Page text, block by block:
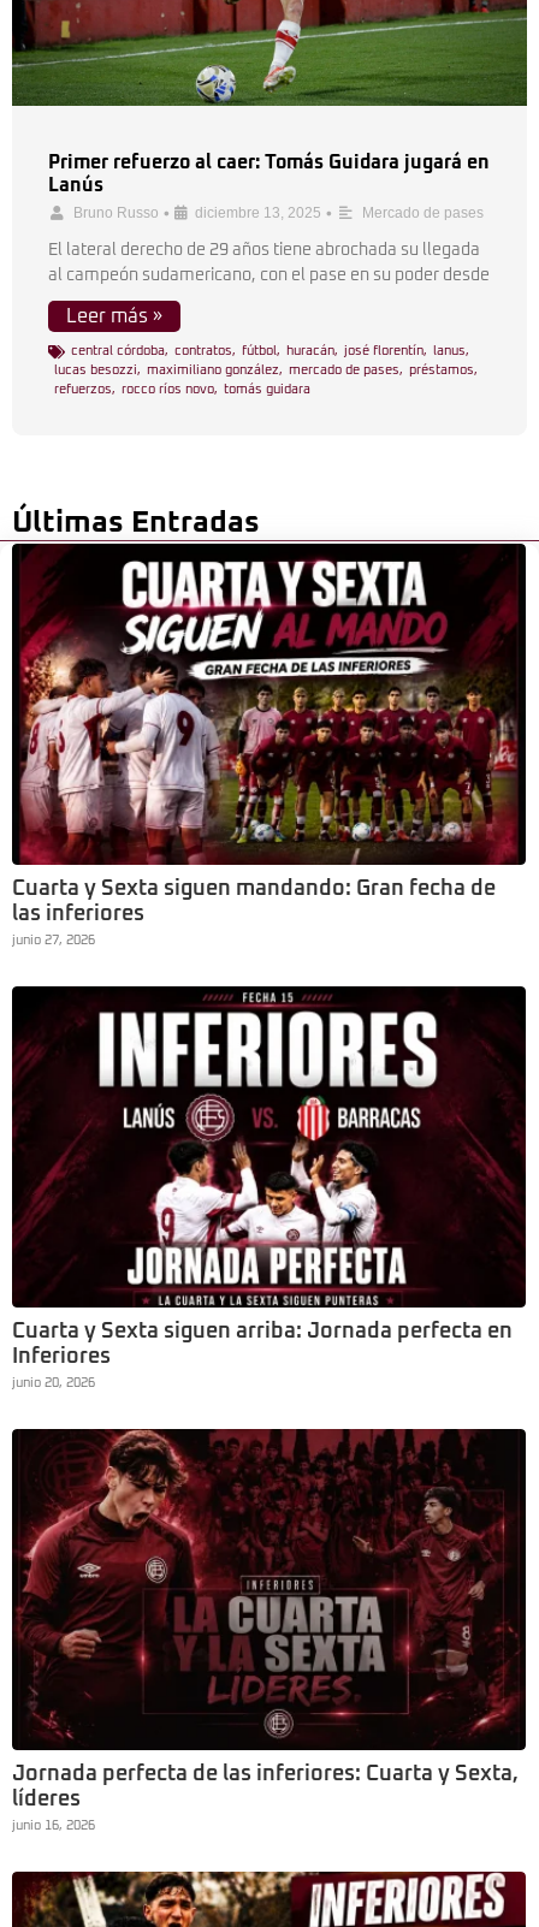
Primer refuerzo al caer: Tomás Guidara jugará en
Lanús
Bruno Russo • diciembre 13, 2025 • Mercado de pases
El lateral derecho de 29 años tiene abrochada su llegada
al campeón sudamericano, con el pase en su poder desde
Leer más »
central córdoba, contratos, fútbol , huracán, josé florentín, lanus,
lucas besozzi, maximiliano gonzález, mercado de pases, préstamos,
refuerzos, rocco ríos novo, tomás guidara
Últimas Entradas
Cuarta y Sexta siguen mandando: Gran fecha de
las inferiores
junio 27, 2026
Cuarta y Sexta siguen arriba: Jornada perfecta en
Inferiores
junio 20, 2026
Jornada perfecta de las inferiores: Cuarta y Sexta,
líderes
junio 16, 2026